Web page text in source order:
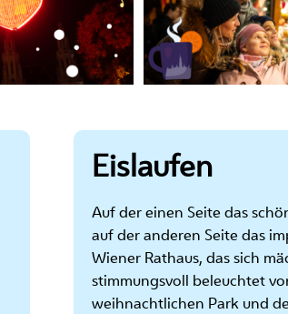
Eislaufen
Auf der einen Seite das
auf der anderen Seite das
Wiener Rathaus, das sich
stimmungsvoll beleuchtet
weihnachtlichen Park und